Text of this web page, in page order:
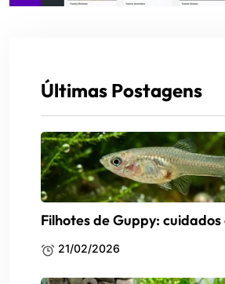
Últimas Postagens
Filhotes de Guppy: cuidados
21/02/2026